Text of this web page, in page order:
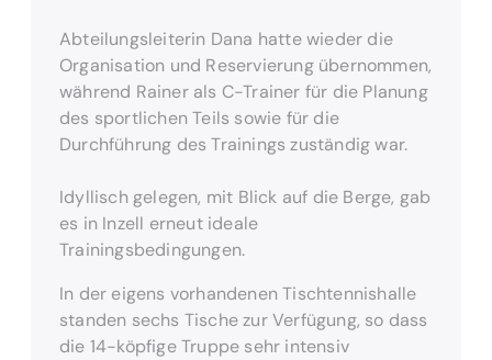
Abteilungsleiterin Dana hatte wieder die
Organisation und Reservierung übernommen,
während Rainer als C-Trainer für die Planung
des sportlichen Teils sowie für die
Durchführung des Trainings zuständig war.
Idyllisch gelegen, mit Blick auf die Berge, gab
es in Inzell erneut ideale
Trainingsbedingungen.
In der eigens vorhandenen Tischtennishalle
standen sechs Tische zur Verfügung, so dass
die 14-köpfige Truppe sehr intensiv